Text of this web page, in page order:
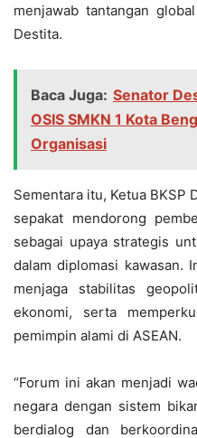
menjawab tantangan
Destita.
Baca Juga: Senator
OSIS SMKN 1 Kota
Organisasi
Sementara itu, Ketua BKSP
sepakat mendorong
sebagai upaya strategis
dalam diplomasi kawasan.
menjaga stabilitas
ekonomi, serta
pemimpin alami di ASEAN.
“Forum ini akan menjadi
negara dengan sistem
berdialog dan